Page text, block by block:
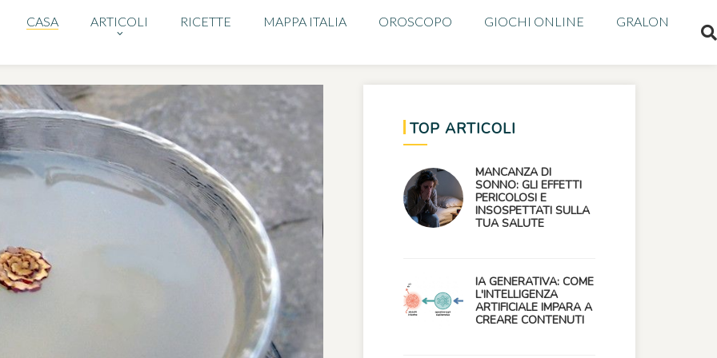
CASA ARTICOLI RICETTE MAPPA ITALIA OROSCOPO GIOCHI ONLINE GRALON
TOP ARTICOLI
MANCANZA DI
SONNO: GLI EFFETTI
PERICOLOSI E
INSOSPETTATI SULLA
TUA SALUTE
IA GENERATIVA: COME
L'INTELLIGENZA
ARTIFICIALE IMPARA A
CREARE CONTENUTI